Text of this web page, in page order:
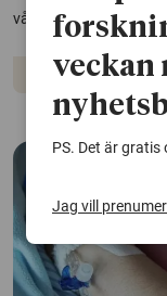
vården kan påverka
Förlossning
veckan
PS. Det är gratis
Jag vill